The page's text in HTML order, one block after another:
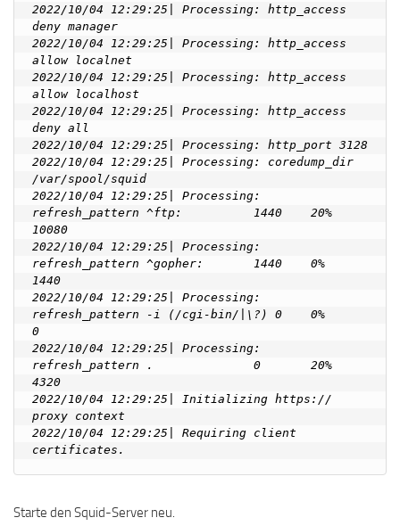
2022/10/04 12:29:25| Processing: http_access
deny manager
2022/10/04 12:29:25| Processing: http_access
allow localnet
2022/10/04 12:29:25| Processing: http_access
allow localhost
2022/10/04 12:29:25| Processing: http_access
deny all
2022/10/04 12:29:25| Processing: http_port 3128
2022/10/04 12:29:25| Processing: coredump_dir
/var/spool/squid
2022/10/04 12:29:25| Processing:
refresh_pattern ^ftp:          1440    20%
10080
2022/10/04 12:29:25| Processing:
refresh_pattern ^gopher:       1440    0%
1440
2022/10/04 12:29:25| Processing:
refresh_pattern -i (/cgi-bin/|\?) 0    0%
0
2022/10/04 12:29:25| Processing:
refresh_pattern .              0       20%
4320
2022/10/04 12:29:25| Initializing https://
proxy context
2022/10/04 12:29:25| Requiring client
Starte den Squid-Server neu.